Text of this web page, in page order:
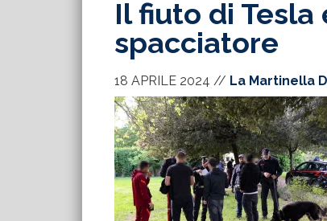
Il fiuto di
spacciatore
18 APRILE 2024 // La Martinella